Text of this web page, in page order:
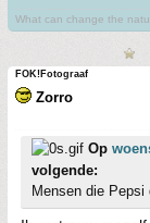
What can change the
FOK!Fotograaf
Zorro
Op
volgende:
Mensen die